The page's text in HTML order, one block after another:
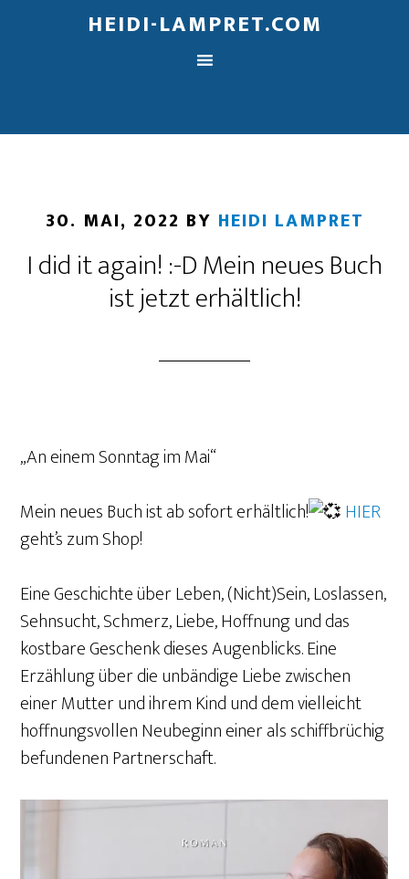
HEIDI-LAMPRET.COM
30. MAI, 2022 BY HEIDI LAMPRET
I did it again! :-D Mein neues Buch
ist jetzt erhältlich!
„An einem Sonntag im Mai“
Mein neues Buch ist ab sofort erhältlich!
HIER
geht’s zum Shop!
Eine Geschichte über Leben, (Nicht)Sein, Loslassen,
Sehnsucht, Schmerz, Liebe, Hoffnung und das
kostbare Geschenk dieses Augenblicks. Eine
Erzählung über die unbändige Liebe zwischen
einer Mutter und ihrem Kind und dem vielleicht
hoffnungsvollen Neubeginn einer als schiffbrüchig
befundenen Partnerschaft.